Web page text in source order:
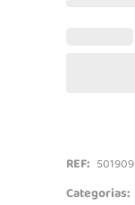
REF:
Categorias: